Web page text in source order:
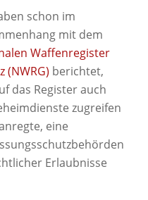
schon im
mit dem
Waffenregister
(NWRG) berichtet,
das Register auch
zugreifen
eine
Erlaubnisse